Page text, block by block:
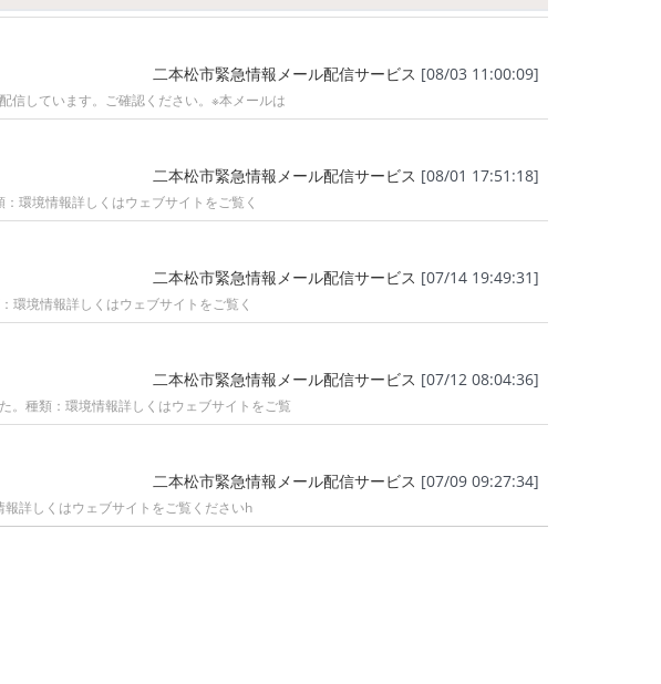
二本松市緊急情報メール配信サービス [08/03 11:00:09]
信しています。ご確認ください。※本メールは
二本松市緊急情報メール配信サービス [08/01 17:51:18]
環境情報詳しくはウェブサイトをご覧く
二本松市緊急情報メール配信サービス [07/14 19:49:31]
環境情報詳しくはウェブサイトをご覧く
二本松市緊急情報メール配信サービス [07/12 08:04:36]
。種類：環境情報詳しくはウェブサイトをご覧
二本松市緊急情報メール配信サービス [07/09 09:27:34]
詳しくはウェブサイトをご覧くださいh